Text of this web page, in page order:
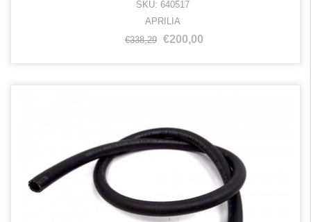
SKU: 640517
APRILIA
€338,29 €200,00